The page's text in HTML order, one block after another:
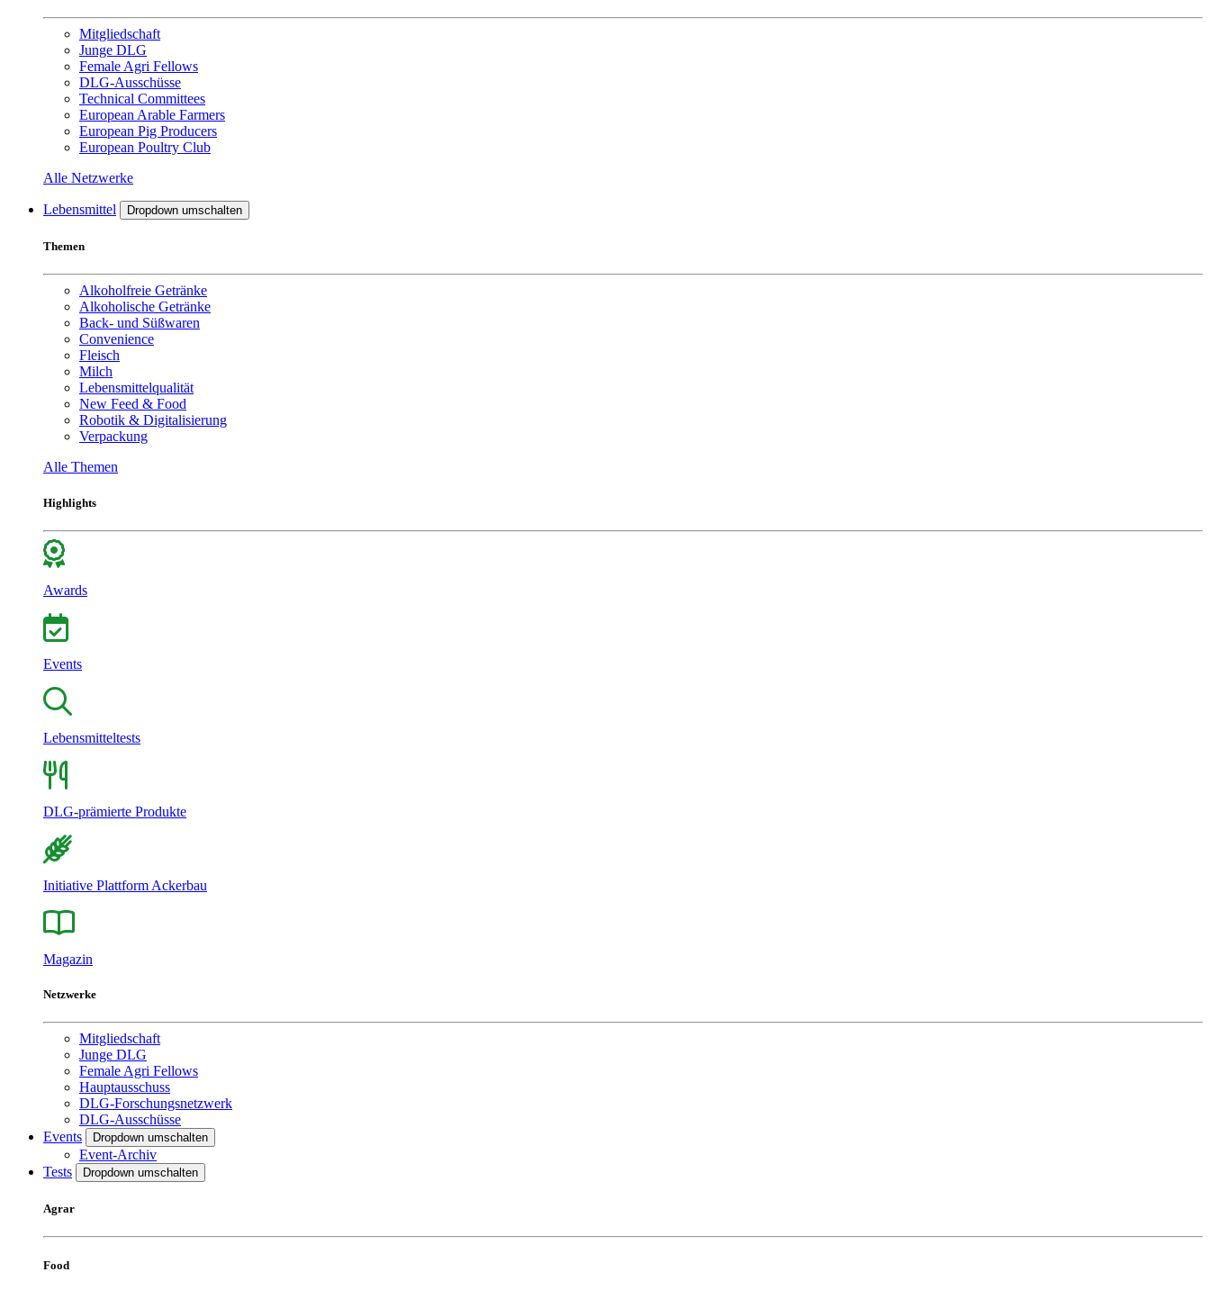
Mitgliedschaft
Junge DLG
Female Agri Fellows
DLG-Ausschüsse
Technical Committees
European Arable Farmers
European Pig Producers
European Poultry Club
Alle Netzwerke
Lebensmittel Dropdown umschalten
Themen
Alkoholfreie Getränke
Alkoholische Getränke
Back- und Süßwaren
Convenience
Fleisch
Milch
Lebensmittelqualität
New Feed & Food
Robotik & Digitalisierung
Verpackung
Alle Themen
Highlights
Awards
Events
Lebensmitteltests
DLG-prämierte Produkte
Initiative Plattform Ackerbau
Magazin
Netzwerke
Mitgliedschaft
Junge DLG
Female Agri Fellows
Hauptausschuss
DLG-Forschungsnetzwerk
DLG-Ausschüsse
Events
Dropdown umschalten
Event-Archiv
Tests
Dropdown umschalten
Agrar
Food